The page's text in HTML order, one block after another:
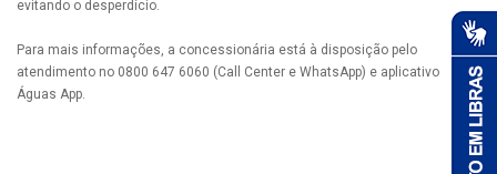
evitando o desperdício.
Para mais informações, a concessionária está à disposição pelo
atendimento no 0800 647 6060 (Call Center e WhatsApp) e aplicativo
Águas App.